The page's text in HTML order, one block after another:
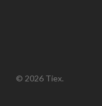
© 2026 Tiex.